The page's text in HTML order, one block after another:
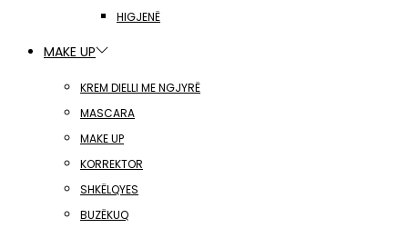
HIGJENË
MAKE UP
KREM DIELLI ME NGJYRË
MASCARA
MAKE UP
KORREKTOR
SHKËLQYES
BUZËKUQ